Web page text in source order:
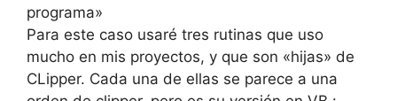
programa»
Para este caso usaré tres rutinas que uso
mucho en mis proyectos, y que son «hijas» de
CLipper. Cada una de ellas se parece a una